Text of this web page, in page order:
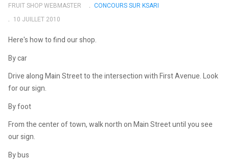
FRUIT SHOP WEBMASTER
CONCOURS SUR KSARI
10 JUILLET 2010
Here's how to find our shop.
By car
Drive along Main Street to the intersection with First Avenue. Look
for our sign.
By foot
From the center of town, walk north on Main Street until you see
our sign.
By bus